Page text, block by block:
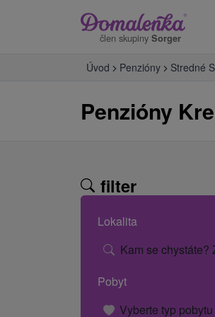
člen skupiny Sorger
Úvod Penzióny Stredné
Penzióny
filter
Lokalita
Kam se chystáte?
Pobyt
Vyberte typ pobytu